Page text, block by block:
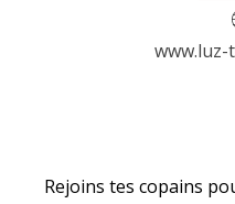
www.luz-
Rejoins tes copains